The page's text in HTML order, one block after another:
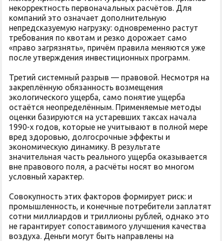
некорректность первоначальных расчётов. Для
компаний это означает дополнительную
непредсказуемую нагрузку: одновременно растут
требования по квотам и резко дорожает само
«право загрязнять», причём правила меняются уже
после утверждения инвестиционных программ.
Третий системный разрыв — правовой. Несмотря на
закреплённую обязанность возмещения
экологического ущерба, само понятие ущерба
остаётся неопределённым. Применяемые методы
оценки базируются на устаревших таксах начала
1990-х годов, которые не учитывают в полной мере
вред здоровью, долгосрочные эффекты и
экономическую динамику. В результате
значительная часть реального ущерба оказывается
вне правового поля, а расчёты носят во многом
условный характер.
Совокупность этих факторов формирует риск: и
промышленность, и конечные потребители заплатят
сотни миллиардов и триллионы рублей, однако это
не гарантирует сопоставимого улучшения качества
воздуха. Деньги могут быть направлены на